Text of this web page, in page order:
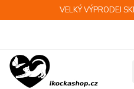
VELKÝ VÝPRODEJ